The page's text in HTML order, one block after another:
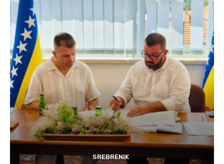
SREBRENIK